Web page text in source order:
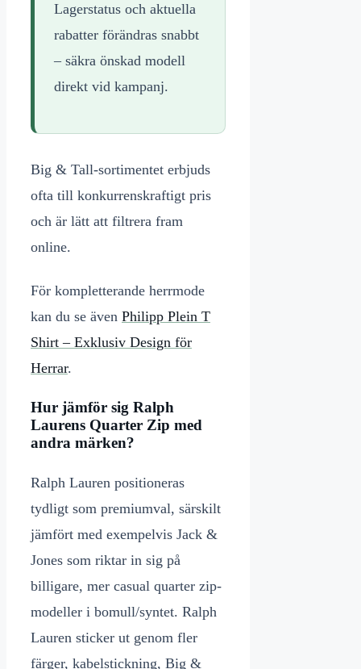
Lagerstatus och aktuella
rabatter förändras snabbt
– säkra önskad modell
direkt vid kampanj.
Big & Tall-sortimentet erbjuds
ofta till konkurrenskraftigt pris
och är lätt att filtrera fram
online.
För kompletterande herrmode
kan du se även Philipp Plein T
Shirt – Exklusiv Design för
Herrar.
Hur jämför sig Ralph
Laurens Quarter Zip med
andra märken?
Ralph Lauren positioneras
tydligt som premiumval, särskilt
jämfört med exempelvis Jack &
Jones som riktar in sig på
billigare, mer casual quarter zip-
modeller i bomull/syntet. Ralph
Lauren sticker ut genom fler
färger, kabelstickning, Big &